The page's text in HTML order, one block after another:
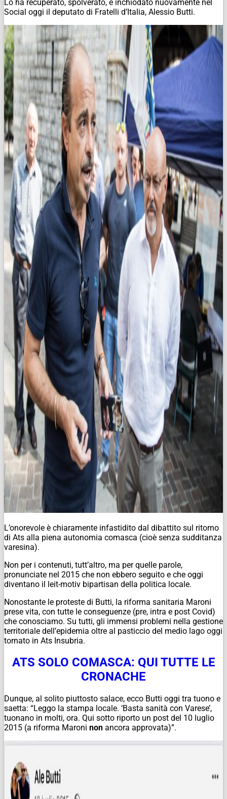
Lo ha recuperato, spolverato, e inchiodato nuovamente nel
Social oggi il deputato di Fratelli d’Italia, Alessio Butti.
L’onorevole è chiaramente infastidito dal dibattito sul ritorno
di Ats alla piena autonomia comasca (cioè senza sudditanza
varesina).
Non per i contenuti, tutt’altro, ma per quelle parole,
pronunciate nel 2015 che non ebbero seguito e che oggi
diventano il leit-motiv bipartisan della politica locale.
Nonostante le proteste di Butti, la riforma sanitaria Maroni
prese vita, con tutte le conseguenze (pre, intra e post Covid)
che conosciamo. Su tutti, gli immensi problemi nella gestione
territoriale dell’epidemia oltre al pasticcio del medio lago oggi
tornato in Ats Insubria.
ATS SOLO COMASCA: QUI TUTTE LE
CRONACHE
Dunque, al solito piuttosto salace, ecco Butti oggi tra tuono e
saetta: “Leggo la stampa locale. ‘Basta sanità con Varese’,
tuonano in molti, ora. Qui sotto riporto un post del 10 luglio
2015 (a riforma Maroni non ancora approvata)”.